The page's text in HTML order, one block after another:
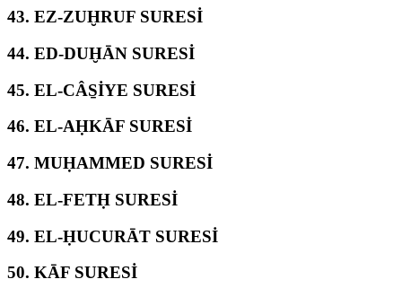
43. EZ-ZUḪRUF SURESİ
44. ED-DUḪĀN SURESİ
45. EL-CÂS̱İYE SURESİ
46. EL-AḤKĀF SURESİ
47. MUḤAMMED SURESİ
48. EL-FETḤ SURESİ
49. EL-ḤUCURĀT SURESİ
50. KĀF SURESİ